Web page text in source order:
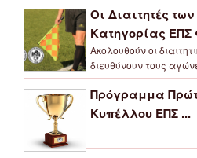
Οι Διαιτητές
Κατηγορίας ΕΠΣ
Ακολουθούν οι
διευθύνουν τους
Πρόγραμμα
Κυπέλλου ΕΠΣ ...